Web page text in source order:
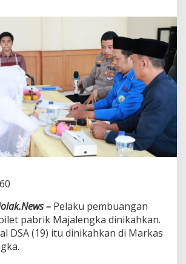
T
r
s
a
n
a
e
b
u
B
a
y
i
d
– Pelaku pembuangan
pabrik Majalengka dinikahkan.
DSA (19) itu dinikahkan di Markas